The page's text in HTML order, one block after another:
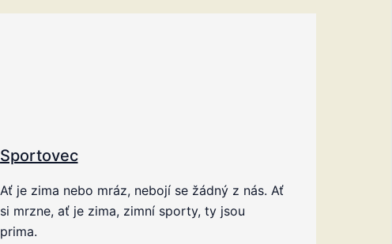
Sportovec
Ať je zima nebo mráz, nebojí se žádný z nás. Ať
si mrzne, ať je zima, zimní sporty, ty jsou
prima.